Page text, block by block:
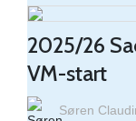
2025/26
VM-start
Søren